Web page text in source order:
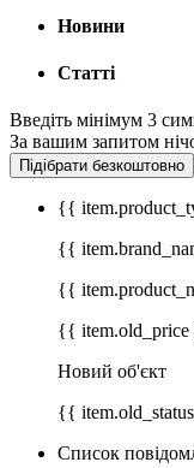
Новини
Статті
Введіть мінімум 3
За вашим запитом
Підібрати безкоштовно
{{
{{
{{
{{
Новий об'єкт
{{
Список